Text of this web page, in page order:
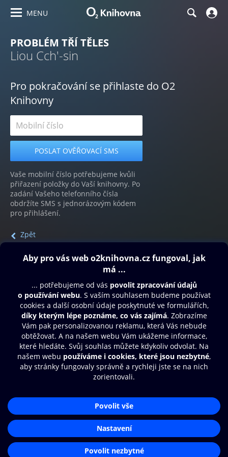
MENU
PROBLÉM TŘÍ TĚLES
Liou Cch'-sin
Pro pokračování se přihlaste do O2
Knihovny
Vaše mobilní číslo potřebujeme kvůli
přiřazení položky do Vaší knihovny. Po
zadání Vašeho telefonního čísla
obdržíte SMS s jednorázovým kódem
pro přihlášení.
Zpět
Obsah ke stažení
Moje O2 Knihovna
Další zábava
© O2 Czech Republic a.s.
Přístupnost
Zásady zpracování osobních údajů
Nastavení cookies
Aplikace O2 Knihovna
Čti a poslouchej své e-knihy a
audioknihy rychleji a pohodlněji.